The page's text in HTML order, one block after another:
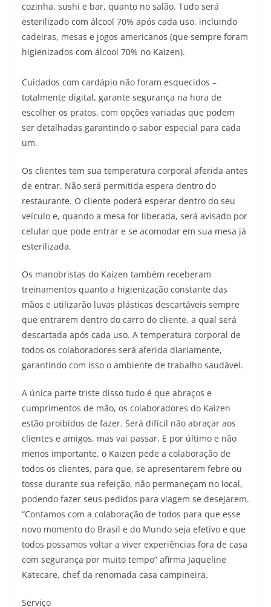
cozinha, sushi e bar, quanto no salão. Tudo será
esterilizado com álcool 70% após cada uso, incluindo
cadeiras, mesas e jogos americanos (que sempre foram
higienizados com álcool 70% no Kaizen).
Cuidados com cardápio não foram esquecidos –
totalmente digital, garante segurança na hora de
escolher os pratos, com opções variadas que podem
ser detalhadas garantindo o sabor especial para cada
um.
Os clientes tem sua temperatura corporal aferida antes
de entrar. Não será permitida espera dentro do
restaurante. O cliente poderá esperar dentro do seu
veículo e, quando a mesa for liberada, será avisado por
celular que pode entrar e se acomodar em sua mesa já
esterilizada.
Os manobristas do Kaizen também receberam
treinamentos quanto a higienização constante das
mãos e utilizarão luvas plásticas descartáveis sempre
que entrarem dentro do carro do cliente, a qual será
descartada após cada uso. A temperatura corporal de
todos os colaboradores será aferida diariamente,
garantindo com isso o ambiente de trabalho saudável.
A única parte triste disso tudo é que abraços e
cumprimentos de mão, os colaboradores do Kaizen
estão proibidos de fazer. Será difícil não abraçar aos
clientes e amigos, mas vai passar. E por último e não
menos importante, o Kaizen pede a colaboração de
todos os clientes, para que, se apresentarem febre ou
tosse durante sua refeição, não permaneçam no local,
podendo fazer seus pedidos para viagem se desejarem.
“Contamos com a colaboração de todos para que esse
novo momento do Brasil e do Mundo seja efetivo e que
todos possamos voltar a viver experiências fora de casa
com segurança por muito tempo” afirma Jaqueline
Katecare, chef da renomada casa campineira.
Serviço